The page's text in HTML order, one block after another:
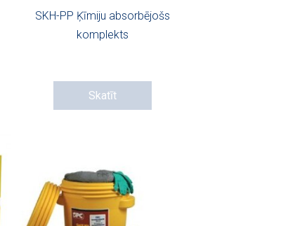
SKH-PP Ķīmiju absorbējošs
komplekts
Skatīt